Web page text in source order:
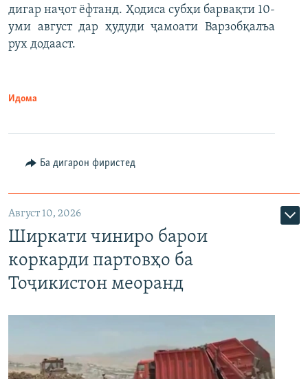
дигар наҷот ёфтанд. Ҳодиса субҳи барвақти 10-
уми август дар ҳудуди ҷамоати Варзобқалъа
рух додааст.
Идома
Ба дигарон фиристед
Август 10, 2026
Ширкати чиниро барои
коркарди партовҳо ба
Тоҷикистон меоранд